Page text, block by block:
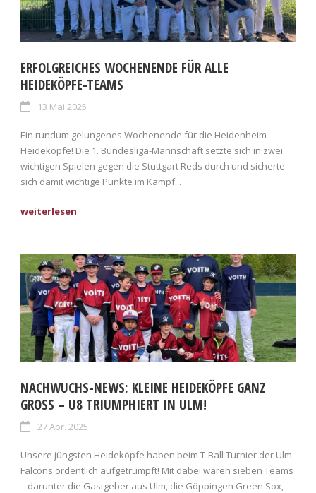
ERFOLGREICHES WOCHENENDE FÜR ALLE
HEIDEKÖPFE-TEAMS
13 Mai 2025
Ein rundum gelungenes Wochenende für die Heidenheim
Heideköpfe! Die 1. Bundesliga-Mannschaft setzte sich in zwei
wichtigen Spielen gegen die Stuttgart Reds durch und sicherte
sich damit wichtige Punkte im Kampf...
NACHWUCHS-NEWS: KLEINE HEIDEKÖPFE GANZ
GROSS – U8 TRIUMPHIERT IN ULM!
27 Apr. 2025
Unsere jüngsten Heideköpfe haben beim T-Ball Turnier der Ulm
Falcons ordentlich aufgetrumpft! Mit dabei waren sieben Teams
– darunter die Gastgeber aus Ulm, die Göppingen Green Sox,